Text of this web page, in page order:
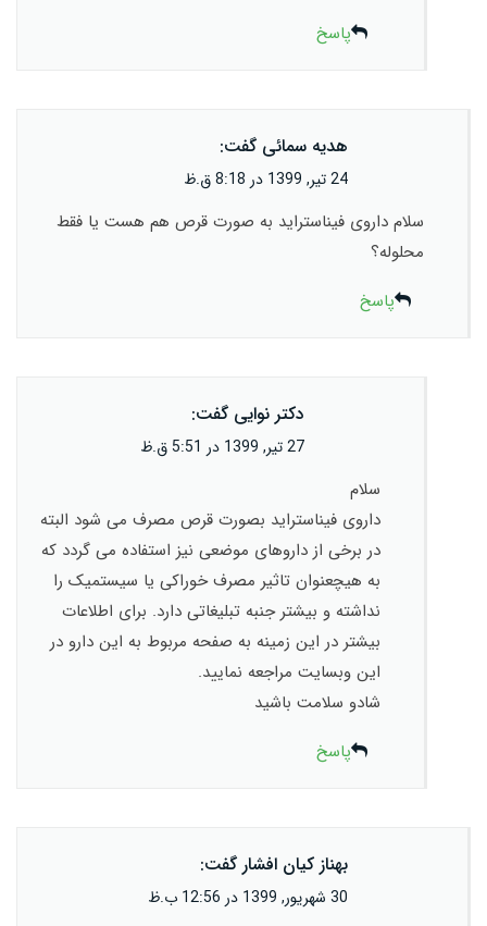
پاسخ
هدیه سمائی گفت:
24 تیر, 1399 در 8:18 ق.ظ
سلام داروی فیناستراید به صورت قرص هم هست یا فقط
محلوله؟
پاسخ
دکتر نوایی گفت:
27 تیر, 1399 در 5:51 ق.ظ
سلام
داروی فیناستراید بصورت قرص مصرف می شود البته
در برخی از داروهای موضعی نیز استفاده می گردد که
به هیچعنوان تاثیر مصرف خوراکی یا سیستمیک را
نداشته و بیشتر جنبه تبلیغاتی دارد. برای اطلاعات
بیشتر در این زمینه به صفحه مربوط به این دارو در
این وبسایت مراجعه نمایید.
شادو سلامت باشید
پاسخ
بهناز کیان افشار گفت:
30 شهریور, 1399 در 12:56 ب.ظ